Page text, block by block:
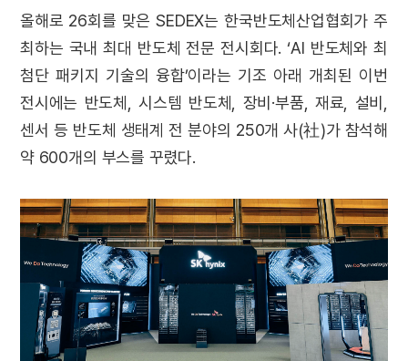
올해로 26회를 맞은 SEDEX는 한국반도체산업협회가 주
최하는 국내 최대 반도체 전문 전시회다. ‘AI 반도체와 최
첨단 패키지 기술의 융합’이라는 기조 아래 개최된 이번
전시에는 반도체, 시스템 반도체, 장비·부품, 재료, 설비,
센서 등 반도체 생태계 전 분야의 250개 사(社)가 참석해
약 600개의 부스를 꾸렸다.